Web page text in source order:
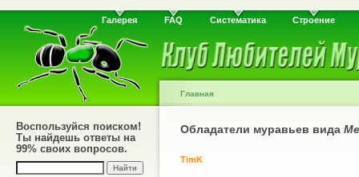
Галерея FAQ Систематика Строение
Воспользуйся поиском!
Ты найдешь ответы на
99% своих вопросов.
Главная
Обладатели муравьев вида
TimK